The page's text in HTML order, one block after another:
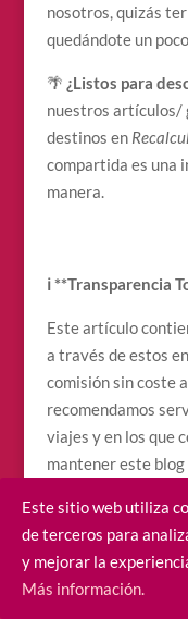
nosotros, quizás
quedándote un
🌴 ¿Listos para
nuestros artículos/
destinos en
compartida es una
manera.
ℹ️ **Transparencia
Este artículo
a través de estos
comisión sin coste
recomendamos
viajes y en los que
mantener este
🔗
Este sitio web utiliza
de terceros para
y mejorar la
Más información.